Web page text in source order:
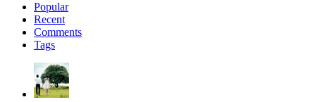
Popular
Recent
Comments
Tags